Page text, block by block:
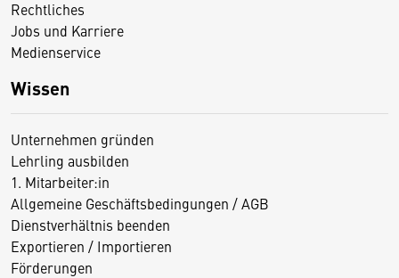
Rechtliches
Jobs und Karriere
Medienservice
Wissen
Unternehmen gründen
Lehrling ausbilden
1. Mitarbeiter:in
Allgemeine Geschäftsbedingungen / AGB
Dienstverhältnis beenden
Exportieren / Importieren
Förderungen